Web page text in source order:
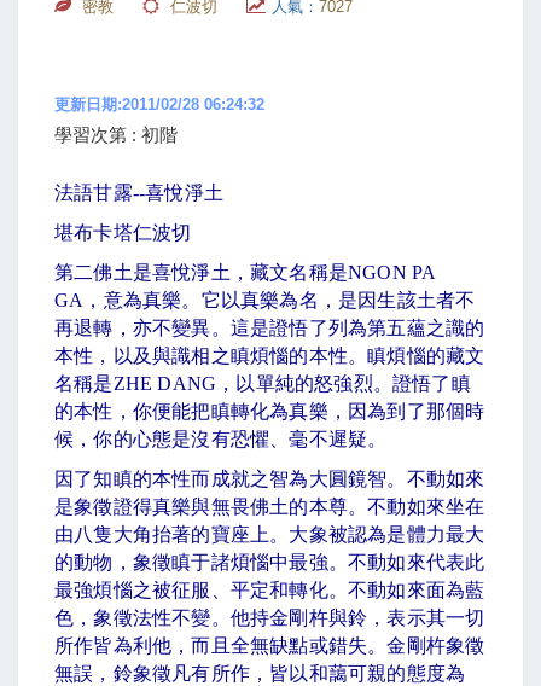
密教 仁波切 人氣： 7027
更新日期:2011/02/28 06:24:32
學習次第 : 初階
法語甘露--喜悅淨土
堪布卡塔仁波切
第二佛土是喜悅淨土，藏文名稱是NGON PA
GA ，意為真樂。它以真樂為名，是因生該土者不
再退轉，亦不變異。這是證悟了列為第五蘊之識的
本性，以及與識相之瞋煩惱的本性。瞋煩惱的藏文
名稱是ZHE DANG ，以單純的怒強烈。證悟了瞋
的本性，你便能把瞋轉化為真樂，因為到了那個時
候，你的心態是沒有恐懼、毫不遲疑。
因了知瞋的本性而成就之智為大圓鏡智。不動如來
是象徵證得真樂與無畏佛土的本尊。不動如來坐在
由八隻大角抬著的寶座上。大象被認為是體力最大
的動物，象徵瞋于諸煩惱中最強。不動如來代表此
最強煩惱之被征服、平定和轉化。不動如來面為藍
色，象徵法性不變。他持金剛杵與鈴，表示其一切
所作皆為利他，而且全無缺點或錯失。金剛杵象徵
無誤，鈴象徵凡有所作，皆以和藹可親的態度為